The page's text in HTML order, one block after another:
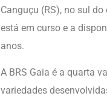
Canguçu (RS), no sul
está em curso e a
anos.
A BRS Gaia é a quarta
variedades